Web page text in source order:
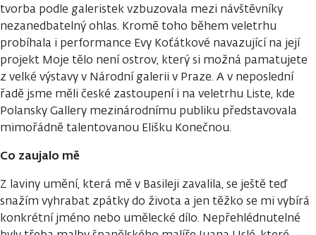
tvorba podle galeristek vzbuzovala mezi návštěvníky
nezanedbatelný ohlas. Kromě toho během veletrhu
probíhala i performance Evy Koťátkové navazující na její
projekt Moje tělo není ostrov, který si možná pamatujete
z velké výstavy v Národní galerii v Praze. A v neposlední
řadě jsme měli české zastoupení i na veletrhu Liste, kde
Polansky Gallery mezinárodnímu publiku představovala
mimořádně talentovanou Elišku Konečnou.
Co zaujalo mě
Z laviny umění, která mě v Basileji zavalila, se ještě teď
snažím vyhrabat zpátky do života a jen těžko se mi vybírá
konkrétní jméno nebo umělecké dílo. Nepřehlédnutelné